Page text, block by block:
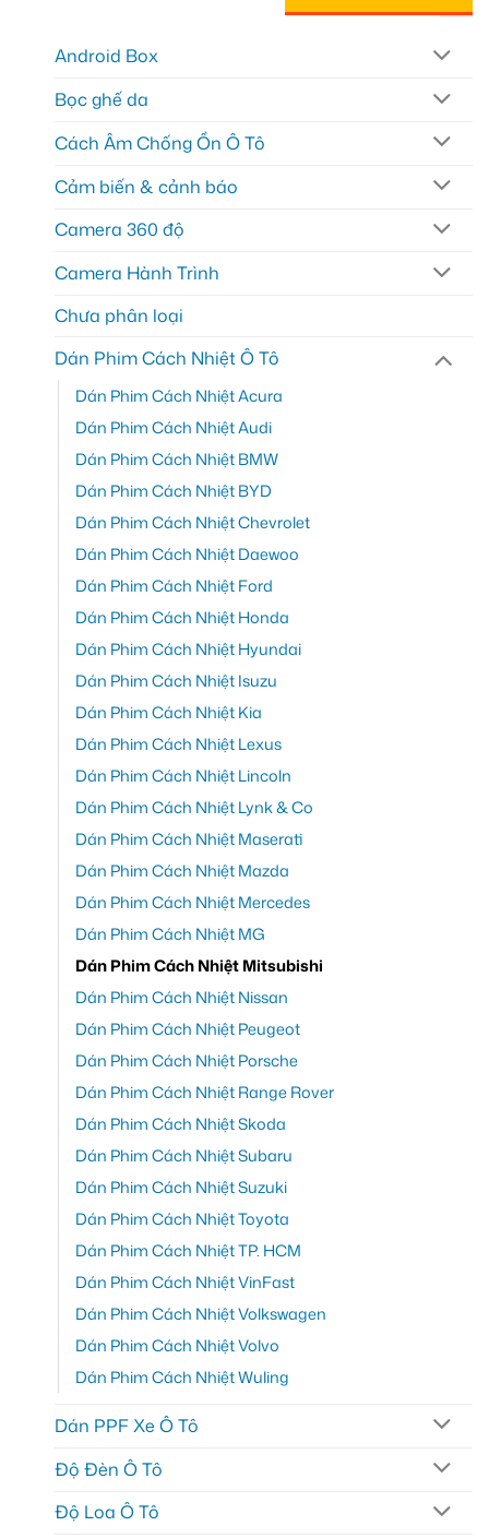
Android Box
Bọc ghế da
Cách Âm Chống Ồn Ô Tô
Cảm biến & cảnh báo
Camera 360 độ
Camera Hành Trình
Chưa phân loại
Dán Phim Cách Nhiệt Ô Tô
Dán Phim Cách Nhiệt Acura
Dán Phim Cách Nhiệt Audi
Dán Phim Cách Nhiệt BMW
Dán Phim Cách Nhiệt BYD
Dán Phim Cách Nhiệt Chevrolet
Dán Phim Cách Nhiệt Daewoo
Dán Phim Cách Nhiệt Ford
Dán Phim Cách Nhiệt Honda
Dán Phim Cách Nhiệt Hyundai
Dán Phim Cách Nhiệt Isuzu
Dán Phim Cách Nhiệt Kia
Dán Phim Cách Nhiệt Lexus
Dán Phim Cách Nhiệt Lincoln
Dán Phim Cách Nhiệt Lynk & Co
Dán Phim Cách Nhiệt Maserati
Dán Phim Cách Nhiệt Mazda
Dán Phim Cách Nhiệt Mercedes
Dán Phim Cách Nhiệt MG
Dán Phim Cách Nhiệt Mitsubishi
Dán Phim Cách Nhiệt Nissan
Dán Phim Cách Nhiệt Peugeot
Dán Phim Cách Nhiệt Porsche
Dán Phim Cách Nhiệt Range Rover
Dán Phim Cách Nhiệt Skoda
Dán Phim Cách Nhiệt Subaru
Dán Phim Cách Nhiệt Suzuki
Dán Phim Cách Nhiệt Toyota
Dán Phim Cách Nhiệt TP. HCM
Dán Phim Cách Nhiệt VinFast
Dán Phim Cách Nhiệt Volkswagen
Dán Phim Cách Nhiệt Volvo
Dán Phim Cách Nhiệt Wuling
Dán PPF Xe Ô Tô
Độ Đèn Ô Tô
Độ Loa Ô Tô